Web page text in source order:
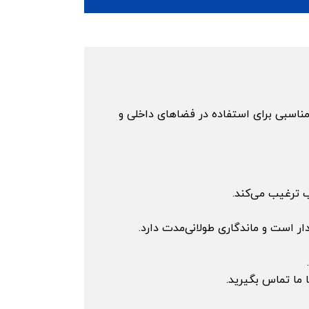
برای استفاده در فضاهای داخلی و
ترغیب می‌کند.
است و ماندگاری طولانی‌مدت دارد.
ما تماس بگیرید.